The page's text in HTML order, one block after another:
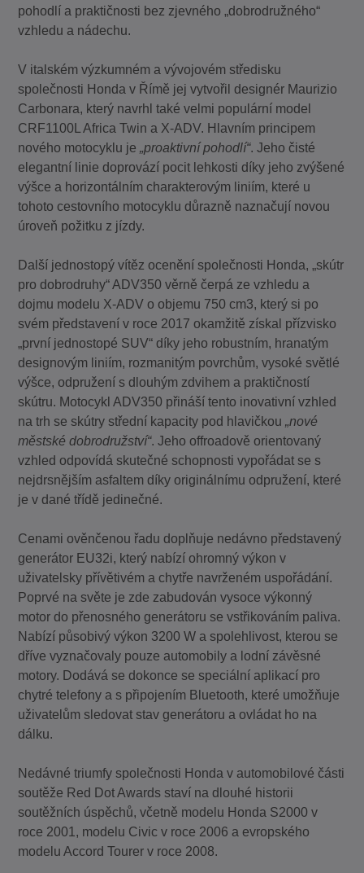
pohodlí a praktičnosti bez zjevného „dobrodružného“
vzhledu a nádechu.
V italském výzkumném a vývojovém středisku
společnosti Honda v Římě jej vytvořil designér Maurizio
Carbonara, který navrhl také velmi populární model
CRF1100L Africa Twin a X-ADV. Hlavním principem
nového motocyklu je„proaktivní pohodlí“. Jeho čisté
elegantní linie doprovází pocit lehkosti díky jeho zvýšené
výšce a horizontálním charakterovým liniím, které u
tohoto cestovního motocyklu důrazně naznačují novou
úroveň požitku z jízdy.
Další jednostopý vítěz ocenění společnosti Honda, „skútr
pro dobrodruhy“ ADV350 věrně čerpá ze vzhledu a
dojmu modelu X-ADV o objemu 750 cm3, který si po
svém představení v roce 2017 okamžitě získal přízvisko
„první jednostopé SUV“ díky jeho robustním, hranatým
designovým liniím, rozmanitým povrchům, vysoké světlé
výšce, odpružení s dlouhým zdvihem a praktičností
skútru. Motocykl ADV350 přináší tento inovativní vzhled
na trh se skútry střední kapacity pod hlavičkou„nové
městské dobrodružství“. Jeho offroadově orientovaný
vzhled odpovídá skutečné schopnosti vypořádat se s
nejdrsnějším asfaltem díky originálnímu odpružení, které
je v dané třídě jedinečné.
Cenami ověnčenou řadu doplňuje nedávno představený
generátor EU32i, který nabízí ohromný výkon v
uživatelsky přívětivém a chytře navrženém uspořádání.
Poprvé na světe je zde zabudován vysoce výkonný
motor do přenosného generátoru se vstřikováním paliva.
Nabízí působivý výkon 3200 W a spolehlivost, kterou se
dříve vyznačovaly pouze automobily a lodní závěsné
motory. Dodává se dokonce se speciální aplikací pro
chytré telefony a s připojením Bluetooth, které umožňuje
uživatelům sledovat stav generátoru a ovládat ho na
dálku.
Nedávné triumfy společnosti Honda v automobilové části
soutěže Red Dot Awards staví na dlouhé historii
soutěžních úspěchů, včetně modelu Honda S2000 v
roce 2001, modelu Civic v roce 2006 a evropského
modelu Accord Tourer v roce 2008.